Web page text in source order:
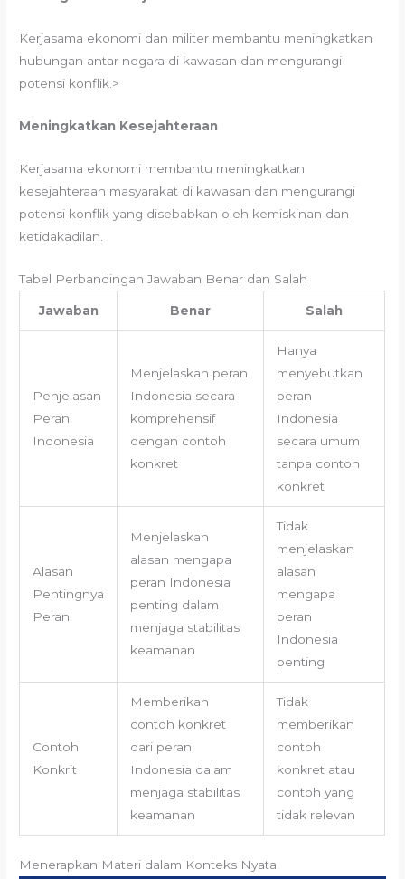
Kerjasama ekonomi dan militer membantu meningkatkan
hubungan antar negara di kawasan dan mengurangi
potensi konflik.>
Meningkatkan Kesejahteraan
Kerjasama ekonomi membantu meningkatkan
kesejahteraan masyarakat di kawasan dan mengurangi
potensi konflik yang disebabkan oleh kemiskinan dan
ketidakadilan.
Tabel Perbandingan Jawaban Benar dan Salah
Jawaban Benar Salah
Penjelasan
Peran
Indonesia
Menjelaskan peran
Indonesia secara
komprehensif
dengan contoh
konkret
Hanya
menyebutkan
peran
Indonesia
secara umum
tanpa contoh
konkret
Alasan
Pentingnya
Peran
Menjelaskan
alasan mengapa
peran Indonesia
penting dalam
menjaga stabilitas
keamanan
Tidak
menjelaskan
alasan
mengapa
peran
Indonesia
penting
Contoh
Konkrit
Memberikan
contoh konkret
dari peran
Indonesia dalam
menjaga stabilitas
keamanan
Tidak
memberikan
contoh
konkret atau
contoh yang
tidak relevan
Menerapkan Materi dalam Konteks Nyata